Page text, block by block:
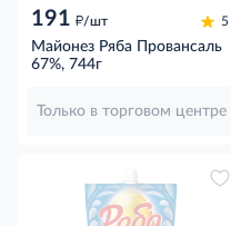
191 д/шт 5
Майонез Ряба Провансаль
67%, 744г
Только в торговом центре